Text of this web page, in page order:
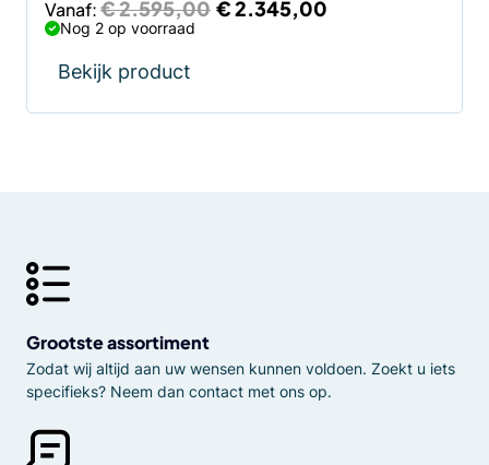
Vanaf:€2.595,00
prijs
€2.345,00
Nog 2 op voorraad
Bekijk product
Grootste assortiment
Zodat wij altijd aan uw wensen kunnen voldoen. Zoekt u iets
specifieks? Neem dan contact met ons op.